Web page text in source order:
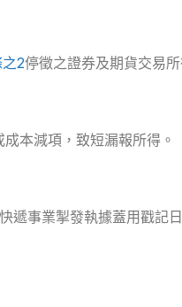
2停徵之證券及期貨交易
本減項，致短漏報所得。
遞事業掣發執據蓋用戳記